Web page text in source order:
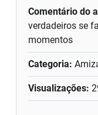
Comentário do
verdadeiros se
momentos
Categoria:
Visualizações: